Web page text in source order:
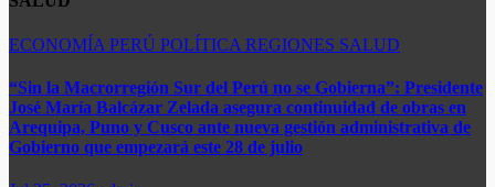
ECONOMÍA PERÚ POLÍTICA REGIONES SALUD
“Sin la Macrorregión Sur del Perú no se Gobierna”: Presidente
José María Balcázar Zelada asegura continuidad de obras en
Arequipa, Puno y Cusco ante nueva gestión administrativa de
Gobierno que empezará este 28 de julio